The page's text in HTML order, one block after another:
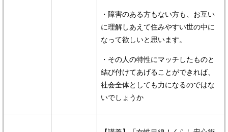
・障害のある方もない方も、お互い
に理解しあえて住みやすい世の中に
なって欲しいと思います。
・その人の特性にマッチしたものと
結び付けてあげることができれば、
社会全体としても力になるのではな
いでしょうか